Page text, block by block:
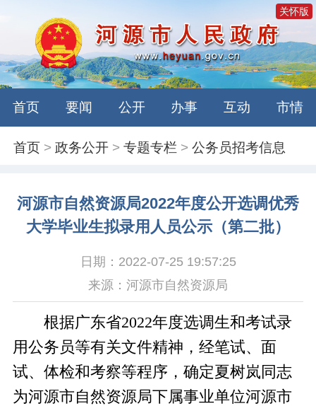
关怀版
首页 要闻 公开 办事 互动 市情
首页 >政务公开 >专题专栏 >公务员招考信息
河源市自然资源局2022年度公开选调优秀
大学毕业生拟录用人员公示（第二批）
日期：2022-07-25 19:57:25
来源：河源市自然资源局
根据广东省2022年度选调生和考试录
用公务员等有关文件精神 ，经笔试、面
试、体检和考察等程序，确定夏树岚同志
为河源市自然资源局下属事业单位河源市